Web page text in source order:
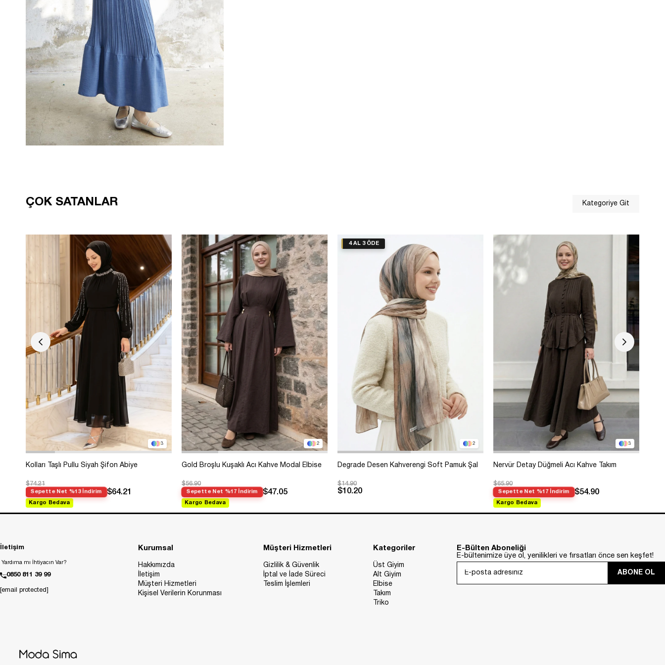
ÇOK SATANLAR
3
Kolları Taşlı Pullu Siyah Şifon Abiye
$74.21
Sepette Net %13 İndirim $64.21
Kargo Bedava
2
Gold Broşlu Kuşaklı Acı Kahve Modal Elbise
$56.90
Sepette Net %17 İndirim $47.05
Kargo Bedava
2
Degrade Desen Kahverengi Soft Pamuk Şal
$14.90
$10.20
4 AL 3 ÖDE
3
Nervür Detay Düğmeli Acı Kahve Takım
$65.90
Sepette Net %17 İndirim $54.90
Kargo Bedava
Kategoriye Git
İletişim
Yardıma mı İhtiyacın Var?
0850 811 39 99
[email protected]
Kurumsal
Hakkımızda
İletişim
Müşteri Hizmetleri
Kişisel Verilerin Korunması
Müşteri Hizmetleri
Gizlilik & Güvenlik
İptal ve İade Süreci
Teslim İşlemleri
Kategoriler
Üst Giyim
Alt Giyim
Elbise
Takım
Triko
E-Bülten Aboneliği
E-bültenimize üye ol, yenilikleri ve fırsatları önce sen keşfet!
ABONE OL